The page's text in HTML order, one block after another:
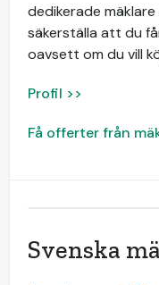
dedikerade
säkerställa att du
oavsett om du vill
Profil >>
Få offerter från
Svenska